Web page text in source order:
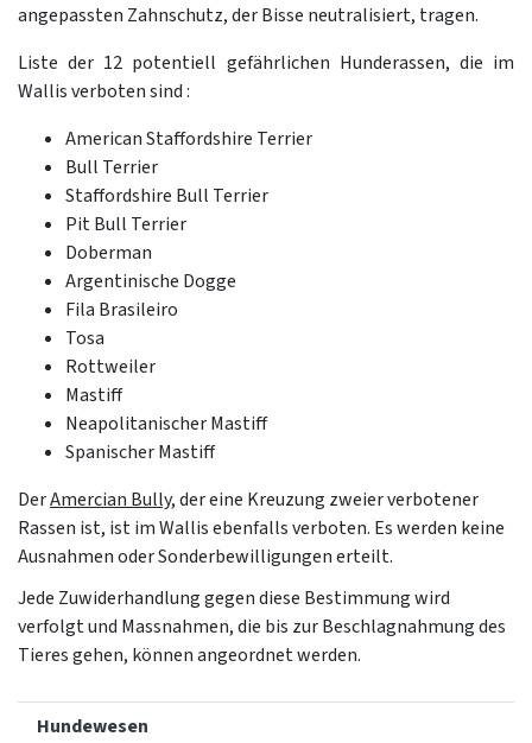
angepassten Zahnschutz, der Bisse neutralisiert, tragen.
Liste der 12 potentiell gefährlichen Hunderassen, die im
Wallis verboten sind :
American Staffordshire Terrier
Bull Terrier
Staffordshire Bull Terrier
Pit Bull Terrier
Doberman
Argentinische Dogge
Fila Brasileiro
Tosa
Rottweiler
Mastiff
Neapolitanischer Mastiff
Spanischer Mastiff
DerAmercian Bully, der eine Kreuzung zweier verbotener
Rassen ist, ist im Wallis ebenfalls verboten. Es werden keine
Ausnahmen oder Sonderbewilligungen erteilt.
Jede Zuwiderhandlung gegen diese Bestimmung wird
verfolgt und Massnahmen, die bis zur Beschlagnahmung des
Tieres gehen, können angeordnet werden.
Hundewesen